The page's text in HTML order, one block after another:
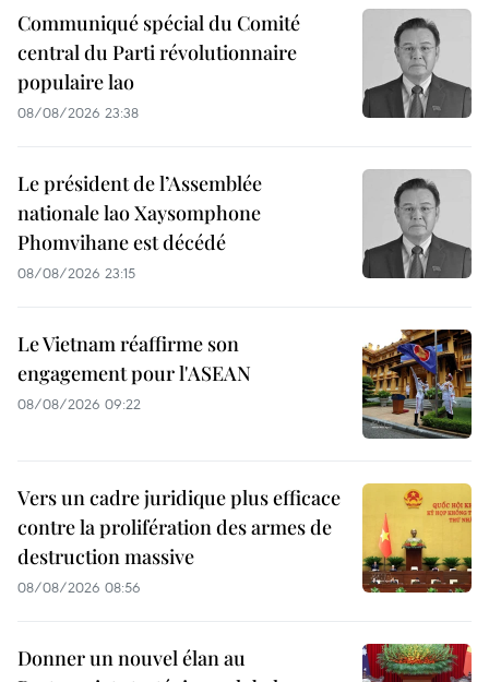
Communiqué spécial du Comité
central du Parti révolutionnaire
populaire lao
08/08/2026 23:38
Le président de l’Assemblée
nationale lao Xaysomphone
Phomvihane est décédé
08/08/2026 23:15
Le Vietnam réaffirme son
engagement pour l'ASEAN
08/08/2026 09:22
Vers un cadre juridique plus efficace
contre la prolifération des armes de
destruction massive
08/08/2026 08:56
Donner un nouvel élan au